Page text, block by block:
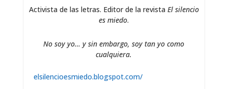
Activista de las letras. Editor de la revista El silencio
es miedo.
No soy yo… y sin embargo, soy tan yo como
cualquiera.
elsilencioesmiedo.blogspot.com/